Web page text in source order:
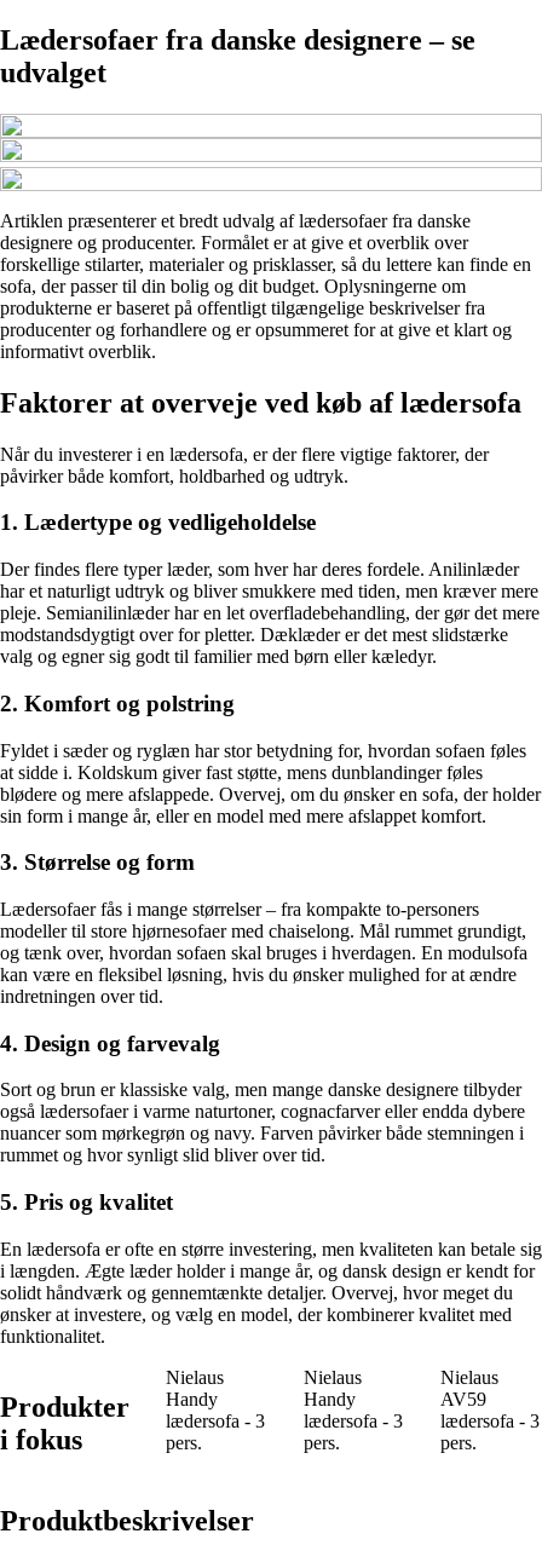
Lædersofaer fra danske designere – se
udvalget
Artiklen præsenterer et bredt udvalg af lædersofaer fra danske
designere og producenter. Formålet er at give et overblik over
forskellige stilarter, materialer og prisklasser, så du lettere kan finde en
sofa, der passer til din bolig og dit budget. Oplysningerne om
produkterne er baseret på offentligt tilgængelige beskrivelser fra
producenter og forhandlere og er opsummeret for at give et klart og
informativt overblik.
Faktorer at overveje ved køb af lædersofa
Når du investerer i en lædersofa, er der flere vigtige faktorer, der
påvirker både komfort, holdbarhed og udtryk.
1. Lædertype og vedligeholdelse
Der findes flere typer læder, som hver har deres fordele. Anilinlæder
har et naturligt udtryk og bliver smukkere med tiden, men kræver mere
pleje. Semianilinlæder har en let overfladebehandling, der gør det mere
modstandsdygtigt over for pletter. Dæklæder er det mest slidstærke
valg og egner sig godt til familier med børn eller kæledyr.
2. Komfort og polstring
Fyldet i sæder og ryglæn har stor betydning for, hvordan sofaen føles
at sidde i. Koldskum giver fast støtte, mens dunblandinger føles
blødere og mere afslappede. Overvej, om du ønsker en sofa, der holder
sin form i mange år, eller en model med mere afslappet komfort.
3. Størrelse og form
Lædersofaer fås i mange størrelser – fra kompakte to-personers
modeller til store hjørnesofaer med chaiselong. Mål rummet grundigt,
og tænk over, hvordan sofaen skal bruges i hverdagen. En modulsofa
kan være en fleksibel løsning, hvis du ønsker mulighed for at ændre
indretningen over tid.
4. Design og farvevalg
Sort og brun er klassiske valg, men mange danske designere tilbyder
også lædersofaer i varme naturtoner, cognacfarver eller endda dybere
nuancer som mørkegrøn og navy. Farven påvirker både stemningen i
rummet og hvor synligt slid bliver over tid.
5. Pris og kvalitet
En lædersofa er ofte en større investering, men kvaliteten kan betale sig
i længden. Ægte læder holder i mange år, og dansk design er kendt for
solidt håndværk og gennemtænkte detaljer. Overvej, hvor meget du
ønsker at investere, og vælg en model, der kombinerer kvalitet med
funktionalitet.
Produkter
i fokus
Nielaus
Handy
lædersofa - 3
pers.
Nielaus
Handy
lædersofa - 3
pers.
Nielaus
AV59
lædersofa - 3
pers.
Produktbeskrivelser